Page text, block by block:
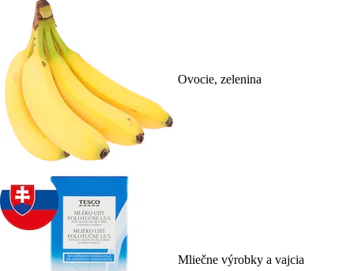
Ovocie, zelenina
Mliečne výrobky a vajcia